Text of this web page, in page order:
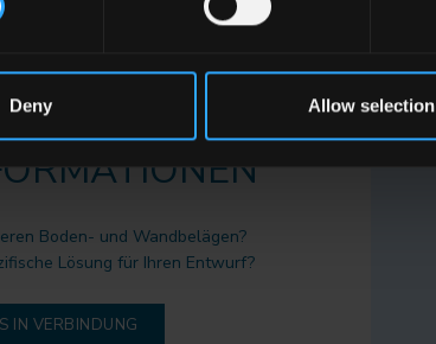
Deny Allow selection
Boden- und Wandbelägen?
Lösung für Ihren Entwurf?
IN VERBINDUNG